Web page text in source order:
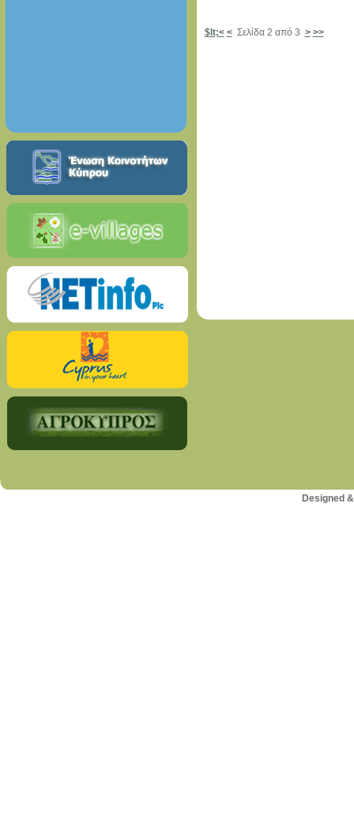
$lt;< <Σελίδα 2 από 3 > >>
Designed